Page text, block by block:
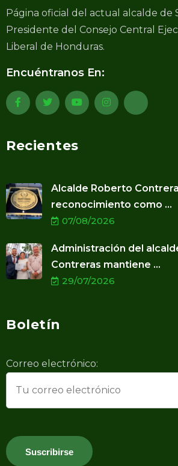
Página oficial del actual alcalde de
Presidente del Consejo Central
Liberal de Honduras.
Encuéntranos En:
Recientes
Alcalde Roberto
reconocimiento como ...
07/08/2026
Administración del
Contreras mantiene ...
29/07/2026
Boletín
Correo electrónico: